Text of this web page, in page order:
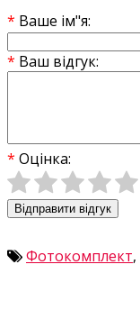
Ваше ім"я:
Ваш відгук:
Оцінка:
Відправити відгук
Фотокомплект,